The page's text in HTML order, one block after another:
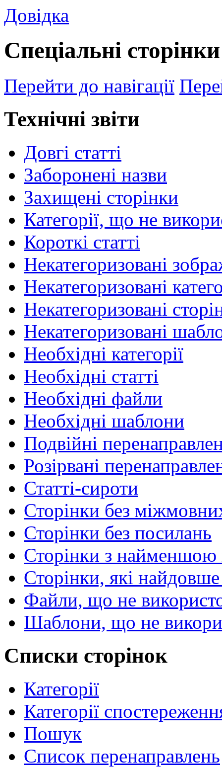
Довідка
Спеціальні сторінки
Перейти до навігації
Технічні звіти
Довгі статті
Заборонені назви
Захищені сторінки
Категорії, що не
Короткі статті
Некатегоризовані
Некатегоризовані
Некатегоризовані
Некатегоризовані
Необхідні категорії
Необхідні статті
Необхідні файли
Необхідні шаблони
Подвійні
Розірвані
Статті-сироти
Сторінки без
Сторінки без посилань
Сторінки з найменшою
Сторінки, які
Файли, що не
Шаблони, що не
Списки сторінок
Категорії
Категорії
Пошук
Список перенаправлень